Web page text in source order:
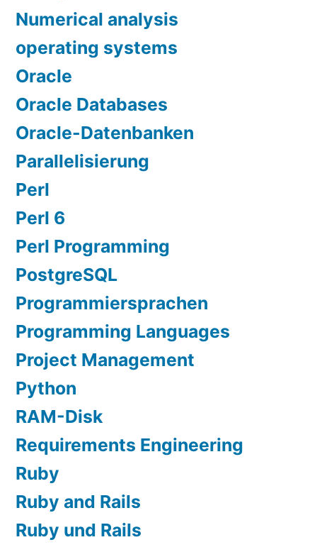
Numerical analysis
operating systems
Oracle
Oracle Databases
Oracle-Datenbanken
Parallelisierung
Perl
Perl 6
Perl Programming
PostgreSQL
Programmiersprachen
Programming Languages
Project Management
Python
RAM-Disk
Requirements Engineering
Ruby
Ruby and Rails
Ruby und Rails